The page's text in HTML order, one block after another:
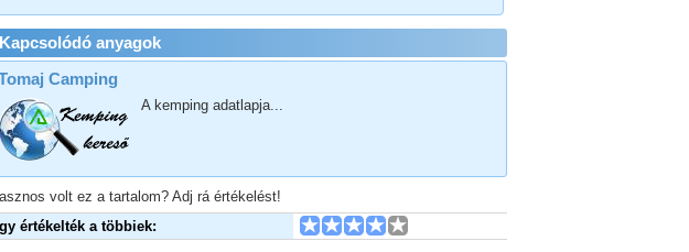
anyagok
Camping
A kemping adatlapja...
volt ez a tartalom? Adj rá értékelést!
értékelték a többiek: